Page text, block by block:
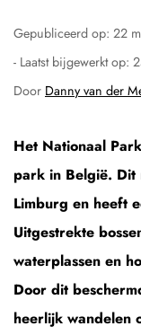
Gepubliceerd op: 22
- Laatst bijgewerkt op:
Door Danny van der
Het Nationaal
park in België.
Limburg en heeft
Uitgestrekte
waterplassen en
Door dit
heerlijk wandelen